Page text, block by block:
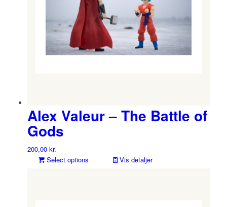
Alex Valeur – The Battle of
Gods
200,00 kr.
Select options
Vis detaljer